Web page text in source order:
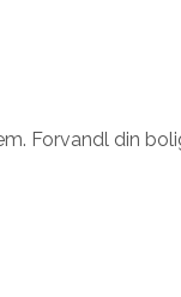
Forvandl din